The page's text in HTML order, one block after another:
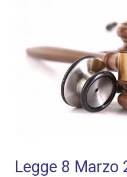
Legge 8 Marzo